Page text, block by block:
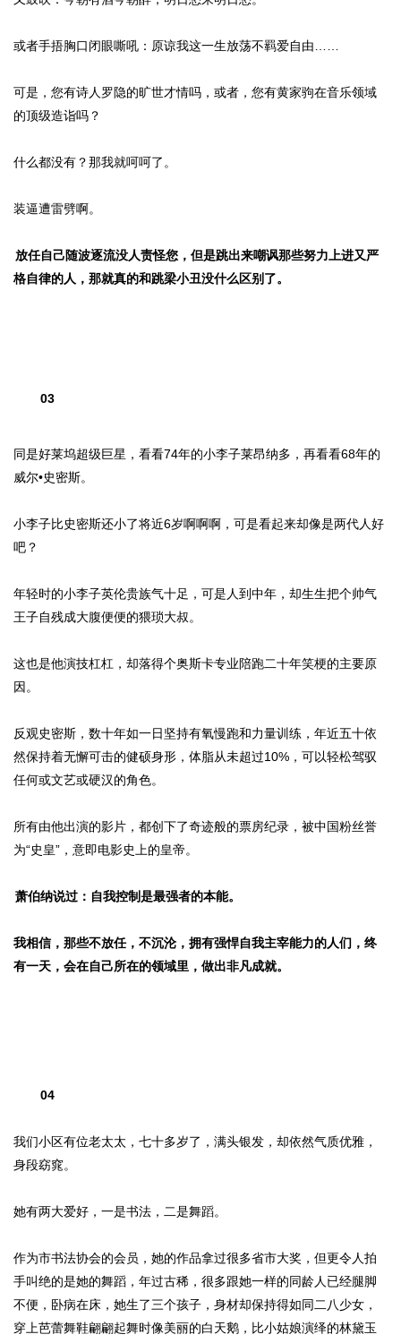
或者手捂胸口闭眼嘶吼：原谅我这一生放荡不羁爱自由……
可是，您有诗人罗隐的旷世才情吗，或者，您有黄家驹在音乐领域
的顶级造诣吗？
什么都没有？那我就呵呵了。
装逼遭雷劈啊。
放任自己随波逐流没人责怪您，但是跳出来嘲讽那些努力上进又严
格自律的人，那就真的和跳梁小丑没什么区别了。
03
同是好莱坞超级巨星，看看74年的小李子莱昂纳多，再看看68年的
威尔•史密斯。
小李子比史密斯还小了将近6岁啊啊啊，可是看起来却像是两代人好
吧？
年轻时的小李子英伦贵族气十足，可是人到中年，却生生把个帅气
王子自残成大腹便便的猥琐大叔。
这也是他演技杠杠，却落得个奥斯卡专业陪跑二十年笑梗的主要原
因。
反观史密斯，数十年如一日坚持有氧慢跑和力量训练，年近五十依
然保持着无懈可击的健硕身形，体脂从未超过10%，可以轻松驾驭
任何或文艺或硬汉的角色。
所有由他出演的影片，都创下了奇迹般的票房纪录，被中国粉丝誉
为“史皇”，意即电影史上的皇帝。
萧伯纳说过：自我控制是最强者的本能。
我相信，那些不放任，不沉沦，拥有强悍自我主宰能力的人们，终
有一天，会在自己所在的领域里，做出非凡成就。
04
我们小区有位老太太，七十多岁了，满头银发，却依然气质优雅，
身段窈窕。
她有两大爱好，一是书法，二是舞蹈。
作为市书法协会的会员，她的作品拿过很多省市大奖，但更令人拍
手叫绝的是她的舞蹈，年过古稀，很多跟她一样的同龄人已经腿脚
不便，卧病在床，她生了三个孩子，身材却保持得如同二八少女，
穿上芭蕾舞鞋翩翩起舞时像美丽的白天鹅，比小姑娘演绎的林黛玉